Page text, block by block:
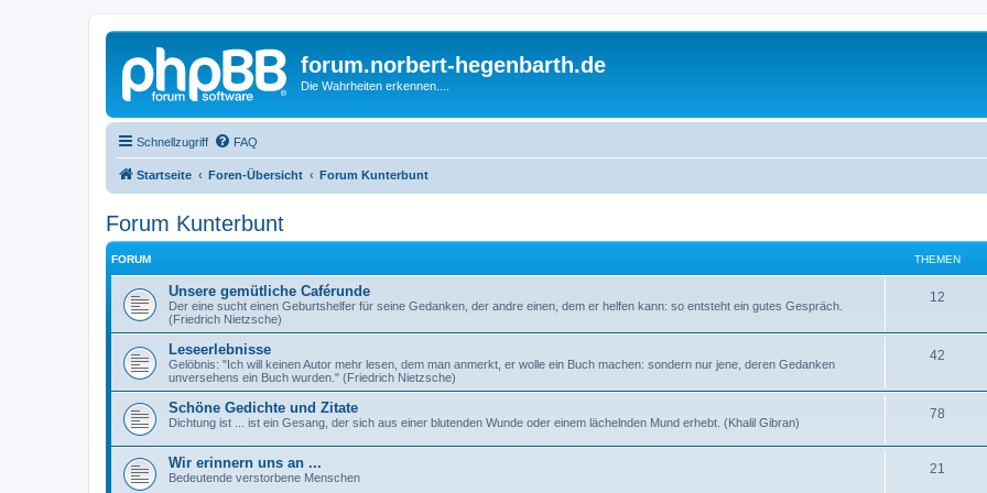
forum.norbert-hegenbarth.de
Die Wahrheiten erkennen....
Schnellzugriff FAQ
Startseite Foren-Übersicht Forum Kunterbunt
Forum Kunterbunt
FORUM THEMEN
Unsere gemütliche Caférunde
Der eine sucht einen Geburtshelfer für seine Gedanken, der andre einen, dem er helfen kann: so entsteht ein gutes Gespräch.
(Friedrich Nietzsche)
12
Leseerlebnisse
Gelöbnis: "Ich will keinen Autor mehr lesen, dem man anmerkt, er wolle ein Buch machen: sondern nur jene, deren Gedanken
unversehens ein Buch wurden." (Friedrich Nietzsche)
42
Schöne Gedichte und Zitate
Dichtung ist ... ist ein Gesang, der sich aus einer blutenden Wunde oder einem lächelnden Mund erhebt. (Khalil Gibran)
78
Wir erinnern uns an ...
Bedeutende verstorbene Menschen
21